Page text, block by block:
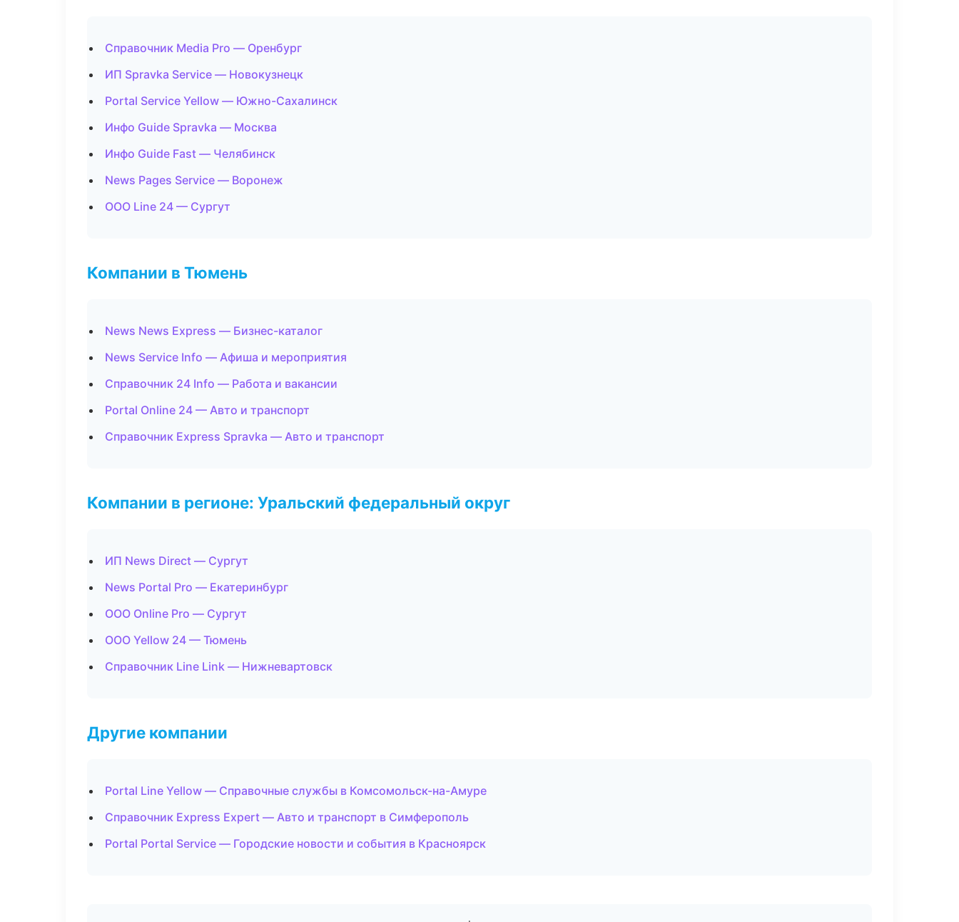
Справочник Media Pro — Оренбург
ИП Spravka Service — Новокузнецк
Portal Service Yellow — Южно-Сахалинск
Инфо Guide Spravka — Москва
Инфо Guide Fast — Челябинск
News Pages Service — Воронеж
ООО Line 24 — Сургут
Компании в Тюмень
News News Express — Бизнес-каталог
News Service Info — Афиша и мероприятия
Справочник 24 Info — Работа и вакансии
Portal Online 24 — Авто и транспорт
Справочник Express Spravka — Авто и транспорт
Компании в регионе: Уральский федеральный округ
ИП News Direct — Сургут
News Portal Pro — Екатеринбург
ООО Online Pro — Сургут
ООО Yellow 24 — Тюмень
Справочник Line Link — Нижневартовск
Другие компании
Portal Line Yellow — Справочные службы в Комсомольск-на-Амуре
Справочник Express Expert — Авто и транспорт в Симферополь
Portal Portal Service — Городские новости и события в Красноярск